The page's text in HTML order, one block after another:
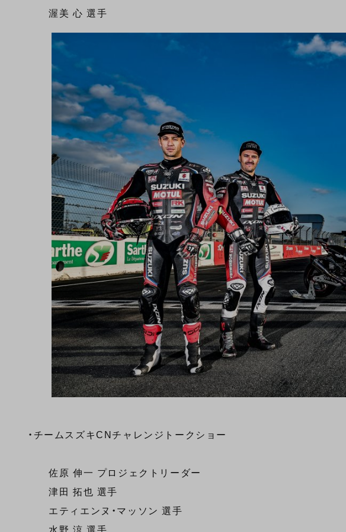
渥美 心 選手
・チームスズキCNチャレンジトークショー
佐原 伸一 プロジェクトリーダー
津田 拓也 選手
エティエンヌ・マッソン 選手